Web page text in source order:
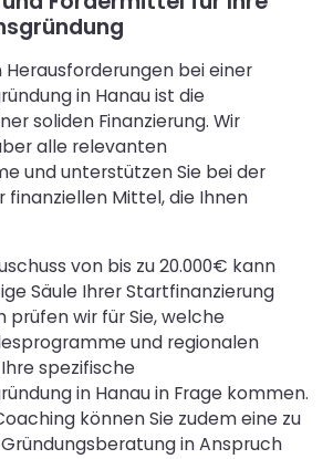
Herausforderungen bei einer
in Hanau ist die
soliden Finanzierung. Wir
alle relevanten
und unterstützen Sie bei der
finanziellen Mittel, die Ihnen
von bis zu 20.000€ kann
Säule Ihrer Startfinanzierung
prüfen wir für Sie, welche
und regionalen
spezifische
in Hanau in Frage kommen.
können Sie zudem eine zu
in Anspruch